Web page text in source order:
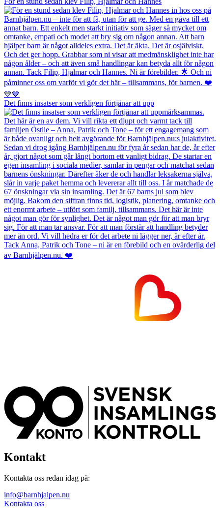
Det finns insatser som verkligen förtjänar att upp
Kontakt
Kontakta oss redan idag på:
info@barnhjalpen.nu
Kontakta oss